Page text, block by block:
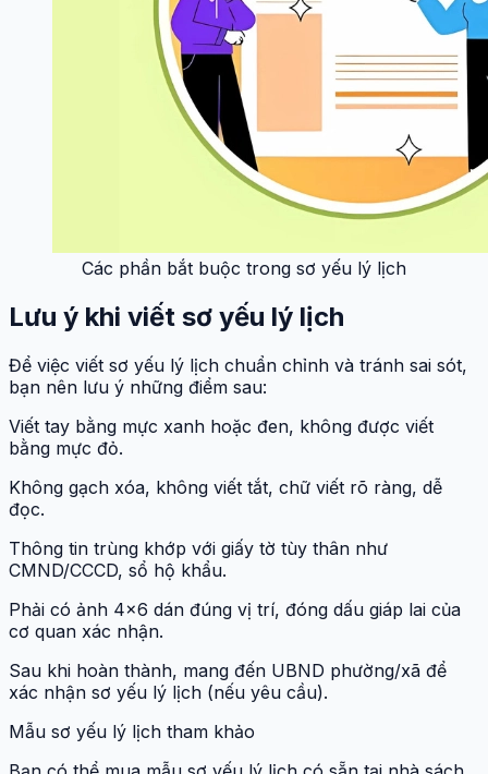
Các phần bắt buộc trong sơ yếu lý lịch
Lưu ý khi viết sơ yếu lý lịch
Để việc viết sơ yếu lý lịch chuẩn chỉnh và tránh sai sót,
bạn nên lưu ý những điểm sau:
Viết tay bằng mực xanh hoặc đen, không được viết
bằng mực đỏ.
Không gạch xóa, không viết tắt, chữ viết rõ ràng, dễ
đọc.
Thông tin trùng khớp với giấy tờ tùy thân như
CMND/CCCD, sổ hộ khẩu.
Phải có ảnh 4x6 dán đúng vị trí, đóng dấu giáp lai của
cơ quan xác nhận.
Sau khi hoàn thành, mang đến UBND phường/xã để
xác nhận sơ yếu lý lịch (nếu yêu cầu).
Mẫu sơ yếu lý lịch tham khảo